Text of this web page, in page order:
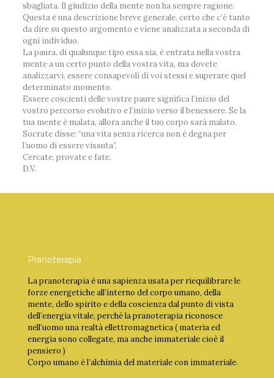
sbagliata. Il giudizio della mente non ha sempre ragione.
Questa è una descrizione breve generale, certo che c’è tanto
da dire su questo argomento e viene analizzata a seconda di
ogni individuo.
La paura, di qualunque tipo essa sia, è entrata nella vostra
mente a un certo punto della vostra vita, ma dovete
analizzarvi, essere consapevoli di voi stessi e superare quel
determinato momento.
Essere coscienti delle vostre paure significa l’inizio del
vostro percorso evolutivo e l’inizio verso il benessere. Se la
tua mente è malata, allora anche il tuo corpo sarà malato.
Socrate disse: “una vita senza ricerca non è degna per
l’uomo di essere vissuta”.
Cercate, provate e fate.
D.V.
Pranoterapia
La pranoterapia è una sapienza usata per riequilibrare le
forze energetiche all’interno del corpo umano, della
mente, dello spirito e della coscienza dal punto di vista
dell’energia vitale, perché la pranoterapia riconosce
nell’uomo una realtà ellettromagnetica ( materia ed
energia sono collegate, ma anche immateriale cioè il
pensiero )
Corpo umano è l’alchimia del materiale con immateriale.